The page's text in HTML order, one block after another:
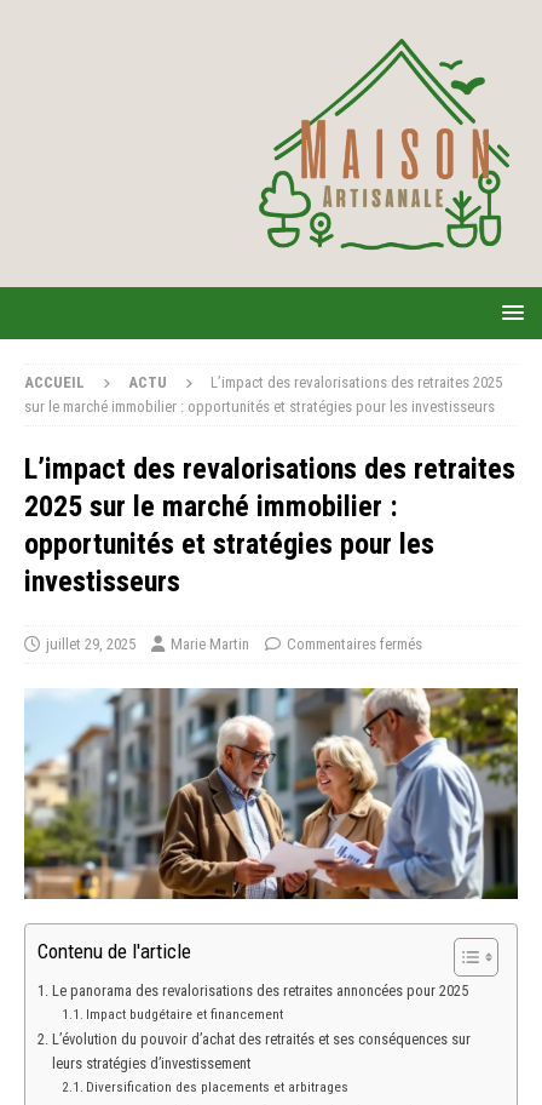
ACCUEIL ACTU
L’impact des revalorisations des retraites 2025
sur le marché immobilier : opportunités et stratégies pour les investisseurs
L’impact des revalorisations des retraites
2025 sur le marché immobilier :
opportunités et stratégies pour les
investisseurs
juillet 29, 2025 Marie Martin Commentaires fermés
Contenu de l'article
Le panorama des revalorisations des retraites annoncées pour 2025
Impact budgétaire et financement
L’évolution du pouvoir d’achat des retraités et ses conséquences sur
leurs stratégies d’investissement
Diversification des placements et arbitrages